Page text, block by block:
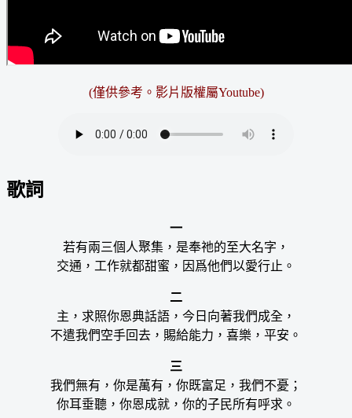
(僅供參考。影片版權屬Youtube)
歌詞
一
若有兩三個人聚集，是奉祂的至大名字，
交通，工作就都甜蜜，因爲他們以愛行止。
二
主，求照你恩典話語，今日向著我們成全，
不遣我們空手回去，賜給能力，喜樂，平安。
三
我們無有，你是萬有，你既富足，我們不憂；
你耳垂聽，你恩成就，你的子民所有呼求。